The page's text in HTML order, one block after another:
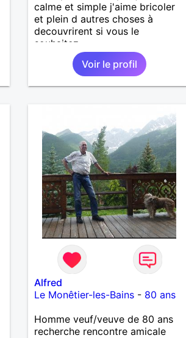
calme et simple j'aime bricoler
et plein d autres choses à
decouvrirent si vous le
souhaitez
Voir le profil
Alfred
Le Monêtier-les-Bains- 80 ans
Homme veuf/veuve de 80 ans
recherche rencontre amicale